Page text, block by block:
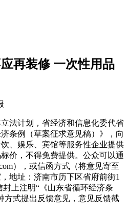
再装修 一次性用品
法计划，省经济和信息化委代省
条例（草案征求意见稿）》，向
、娱乐、宾馆等服务性企业提供
价，不得免费提供。公众可以通
），或信函方式（将意见寄至
地址：济南市历下区省府前街1
封上注明“《山东省循环经济条
方式提出反馈意见，意见反馈截